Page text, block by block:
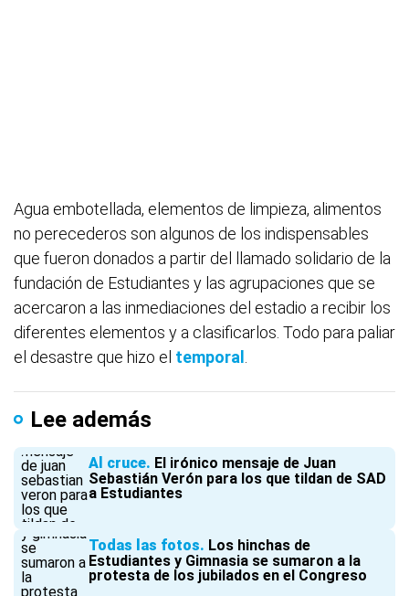
Agua embotellada, elementos de limpieza, alimentos
no perecederos son algunos de los indispensables
que fueron donados a partir del llamado solidario de la
fundación de Estudiantes y las agrupaciones que se
acercaron a las inmediaciones del estadio a recibir los
diferentes elementos y a clasificarlos. Todo para paliar
el desastre que hizo el temporal
Lee además
Al cruce El irónico mensaje de Juan
Sebastián Verón para los que tildan de SAD
a Estudiantes
Todas las fotos Los hinchas de
Estudiantes y Gimnasia se sumaron a la
protesta de los jubilados en el Congreso